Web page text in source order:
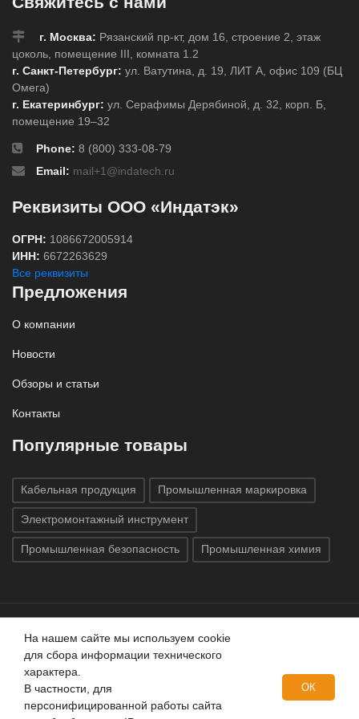
г. Москва: Рязанский пр-кт, дом 16, строение 2, этаж
цоколь, помещение III, комната 1.2
г. Санкт-Петербург: ул. Ватутина, д. 19, ЛИТ А, офис 109 (БЦ
Омега)
г. Екатеринбург: ул. Серафимы Дерябиной, д. 32, корп. Б,
помещение 19–32
Phone: 8 (800) 333-08-79
Email: mail+1@indatech.ru
Реквизиты ООО «Индатэк»
ОГРН: 1086672005914
ИНН: 6672263629
Все реквизиты
Предложения
О компании
Новости
Обзоры и статьи
Контакты
Популярные товары
Кабельная продукция Промышленная маркировка
Электромонтажный инструмент
Промышленная безопасность Промышленная химия
Все права защищены © 2020 ГК «Индатэк»
защищены.Использование материалов с сайта запрещено.
Данный сайт не является публичной офертой, определяемой
положениями статей 437 (2) ГК РФ.
На нашем сайте мы используем cookie
для сбора информации технического
характера.
В частности, для
персонифицированной работы сайта
ОК